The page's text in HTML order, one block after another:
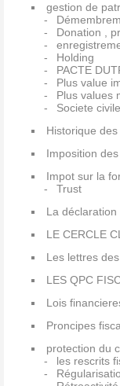
gestion de
Donation ,
Holding
PACTE
Plus value
Plus values
Societe civile
Historique
Imposition
Impot sur la
Trust
La
LE CERCLE
Les lettres
LES QPC
Lois
Proncipes
protection du
les rescrits